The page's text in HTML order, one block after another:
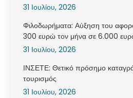
31 Ιουλίου, 2026
Φιλοδωρήματα: Αύξηση του
300 ευρώ τον μήνα σε 6.000
31 Ιουλίου, 2026
ΙΝΣΕΤΕ: Θετικό πρόσημο
τουρισμός
31 Ιουλίου, 2026